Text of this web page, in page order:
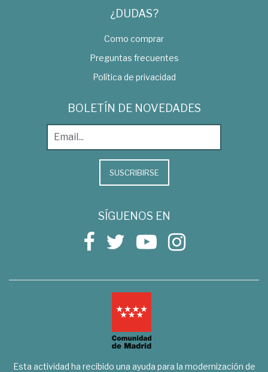
¿DUDAS?
Como comprar
Preguntas frecuentes
Política de privacidad
BOLETÍN DE NOVEDADES
SUSCRIBIRSE
SÍGUENOS EN
Esta actividad ha recibido una ayuda para la modernización de